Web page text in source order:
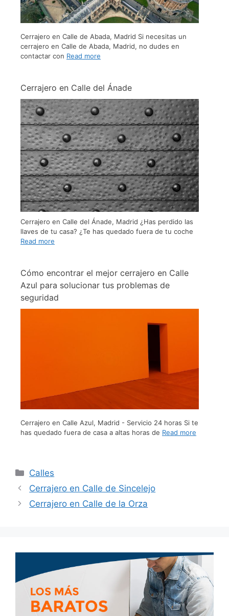
Cerrajero en Calle de Abada, Madrid Si necesitas un
cerrajero en Calle de Abada, Madrid, no dudes en
contactar con Read more
Cerrajero en Calle del Ánade
Cerrajero en Calle del Ánade, Madrid ¿Has perdido las
llaves de tu casa? ¿Te has quedado fuera de tu coche
Read more
Cómo encontrar el mejor cerrajero en Calle
Azul para solucionar tus problemas de
seguridad
Cerrajero en Calle Azul, Madrid - Servicio 24 horas Si te
has quedado fuera de casa a altas horas de Read more
Calles
Cerrajero en Calle de Sincelejo
Cerrajero en Calle de la Orza